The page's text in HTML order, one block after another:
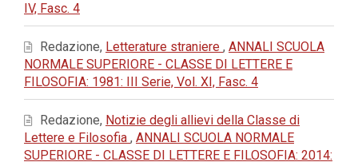
IV, Fasc. 4
Redazione, Letterature straniere , ANNALI SCUOLA
NORMALE SUPERIORE - CLASSE DI LETTERE E
FILOSOFIA: 1981: III Serie, Vol. XI, Fasc. 4
Redazione, Notizie degli allievi della Classe di
Lettere e Filosofia , ANNALI SCUOLA NORMALE
SUPERIORE - CLASSE DI LETTERE E FILOSOFIA: 2014: